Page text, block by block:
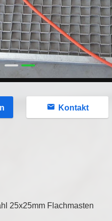
Kontakt
25x25mm Flachmasten